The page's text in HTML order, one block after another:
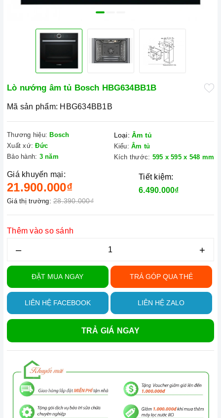
Lò nướng âm tủ Bosch HBG634BB1B
Mã sản phẩm: HBG634BB1B
Thương hiệu: Bosch
Xuất xứ: Đức
Bảo hành: 3 năm
Loại: Âm tủ
Kiểu: Âm tủ
Kích thước: 595 x 595 x 548 mm
Giá khuyến mại:
21.900.000₫
Giá thị trường: 28.390.000₫
Tiết kiệm:
6.490.000₫
Thêm vào so sánh
– +
ĐẶT MUA NGAY TRẢ GÓP QUA THẺ
LIÊN HỆ FACEBOOK LIÊN HỆ ZALO
TRẢ GIÁ NGAY